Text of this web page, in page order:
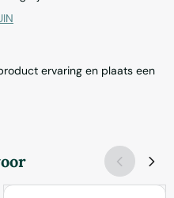
ervaring en plaats een